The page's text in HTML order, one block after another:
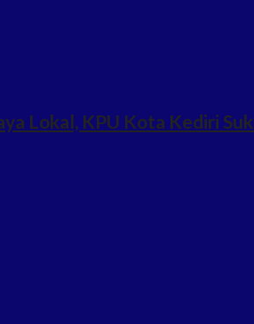
Lokal, KPU Kota Kediri